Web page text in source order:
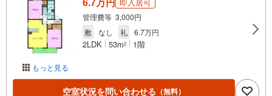
もっと見る
管理費等 3,000円
敷
なし 礼 6.7万円
2LDK 53m2 1階
空室状況を問い合わせる （無料）